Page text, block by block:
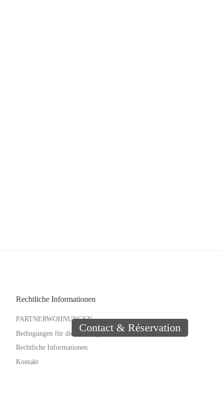
Rechtliche Informationen
PARTNERWOHNUNGEN
Bedingungen für die Nutzung der Website
Rechtliche Informationen
Kontakt